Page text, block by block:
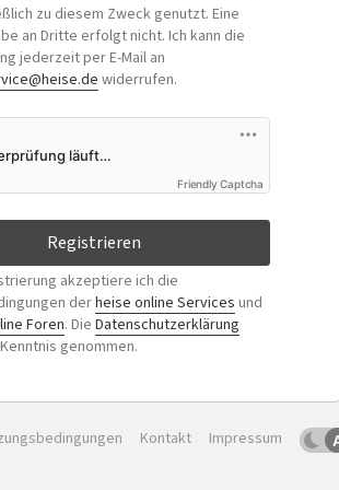
zu diesem Zweck genutzt. Eine
an Dritte erfolgt nicht. Ich kann die
jederzeit per E-Mail an
widerrufen.
Friendly Captcha
Registrieren
akzeptiere ich die
derheise online Services und
Foren. Die Datenschutzerklärung
genommen.
Kontakt Impressum